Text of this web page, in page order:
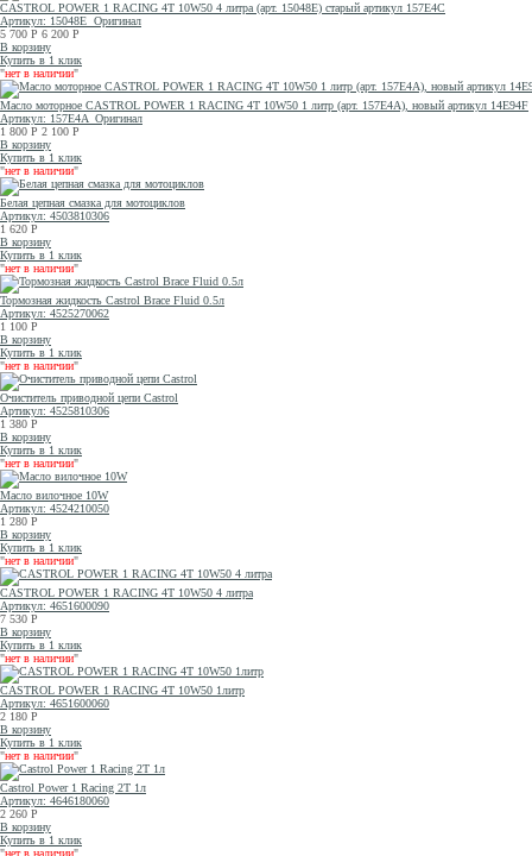
CASTROL POWER 1 RACING 4T 10W50 4 литра (арт. 15048E) старый артикул 157E4C
Артикул: 15048E Оригинал
5 700 Р 6 200 Р
В корзину
Купить в 1 клик
"нет в наличии"
Масло моторное CASTROL POWER 1 RACING 4T 10W50 1 литр (арт. 157E4A), новый артикул 14E94F
Артикул: 157E4A Оригинал
1 800 Р 2 100 Р
В корзину
Купить в 1 клик
"нет в наличии"
Белая цепная смазка для мотоциклов
Артикул: 4503810306
1 620 Р
В корзину
Купить в 1 клик
"нет в наличии"
Тормозная жидкость Castrol Brace Fluid 0.5л
Артикул: 4525270062
1 100 Р
В корзину
Купить в 1 клик
"нет в наличии"
Очиститель приводной цепи Castrol
Артикул: 4525810306
1 380 Р
В корзину
Купить в 1 клик
"нет в наличии"
Масло вилочное 10W
Артикул: 4524210050
1 280 Р
В корзину
Купить в 1 клик
"нет в наличии"
CASTROL POWER 1 RACING 4T 10W50 4 литра
Артикул: 4651600090
7 530 Р
В корзину
Купить в 1 клик
"нет в наличии"
CASTROL POWER 1 RACING 4T 10W50 1литр
Артикул: 4651600060
2 180 Р
В корзину
Купить в 1 клик
"нет в наличии"
Castrol Power 1 Racing 2T 1л
Артикул: 4646180060
2 260 Р
В корзину
Купить в 1 клик
"нет в наличии"